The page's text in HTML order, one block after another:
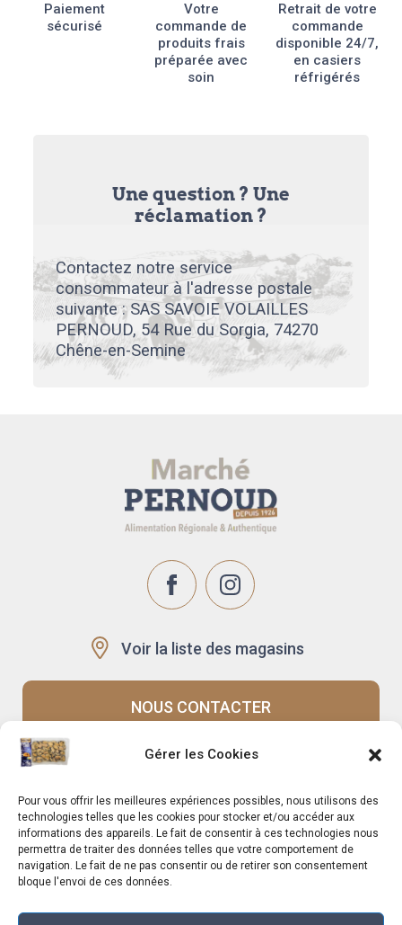
Gérer les Cookies
Pour vous offrir les meilleures expériences possibles, nous utilisons des
technologies telles que les cookies pour stocker et/ou accéder aux
informations des appareils. Le fait de consentir à ces technologies nous
permettra de traiter des données telles que votre comportement de
navigation. Le fait de ne pas consentir ou de retirer son consentement
bloque l'envoi de ces données.
Paiement
sécurisé
Votre
commande de
produits frais
préparée avec
soin
Retrait de votre
commande
disponible 24/7,
en casiers
réfrigérés
Une question ? Une
réclamation ?
Contactez notre service
consommateur à l'adresse postale
suivante : SAS SAVOIE VOLAILLES
PERNOUD, 54 Rue du Sorgia, 74270
Chêne-en-Semine
Voir la liste des magasins
NOUS CONTACTER
Rappels produits
Le Mag